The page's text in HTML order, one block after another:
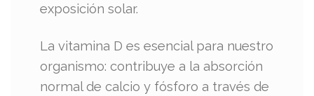
exposición solar.
La vitamina D es esencial para nuestro
organismo: contribuye a la absorción
normal de calcio y fósforo a través de